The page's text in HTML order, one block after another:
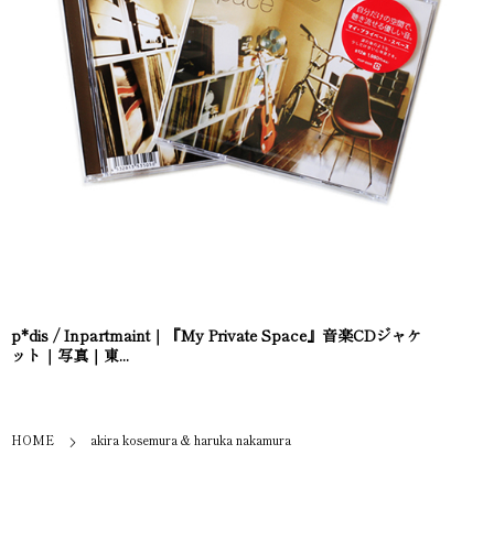
p*dis / Inpartmaint｜『My Private Space』音楽CDジャケ
ット｜写真｜東...
HOME akira kosemura & haruka nakamura